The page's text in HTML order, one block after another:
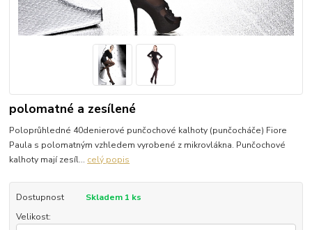
polomatné a zesílené
Poloprůhledné 40denierové punčochové kalhoty (punčocháče) Fiore
Paula s polomatným vzhledem vyrobené z mikrovlákna. Punčochové
kalhoty mají zesíl... celý popis
Dostupnost
Skladem 1 ks
Velikost: